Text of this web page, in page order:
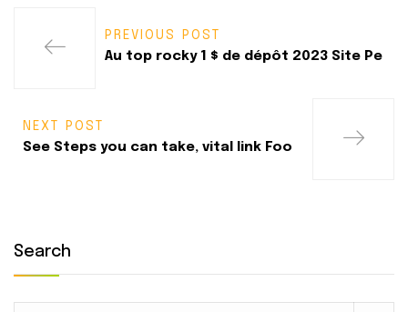
PREVIOUS POST
Au top rocky 1 $ de dépôt 2023 Site Pe
NEXT POST
See Steps you can take, vital link Foo
Search